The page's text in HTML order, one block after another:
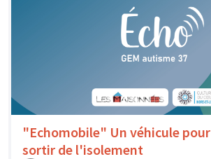
"Echomobile" Un véhicule pour
sortir de l'isolement